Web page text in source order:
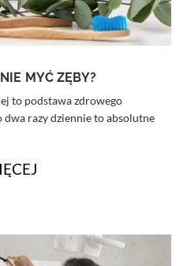
MYĆ ZĘBY?
to podstawa zdrowego
dwa razy dziennie to absolutne